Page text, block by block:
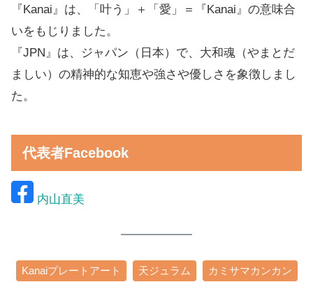
『Kanai』は、「叶う」＋「愛」＝『Kanai』の意味合
いをもじりました。
『JPN』は、ジャパン（日本）で、大和魂（やまとだ
ましい）の精神的な知恵や強さや優しさを象徴しまし
た。
代表者Facebook
内山直美
Kanaiプレートアート 天ジュラム カミサマカンカン